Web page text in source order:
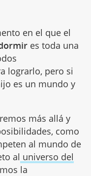
en el que el
es toda una
lograrlo, pero si
es un mundo y
más allá y
como
al mundo de
al universo del
la